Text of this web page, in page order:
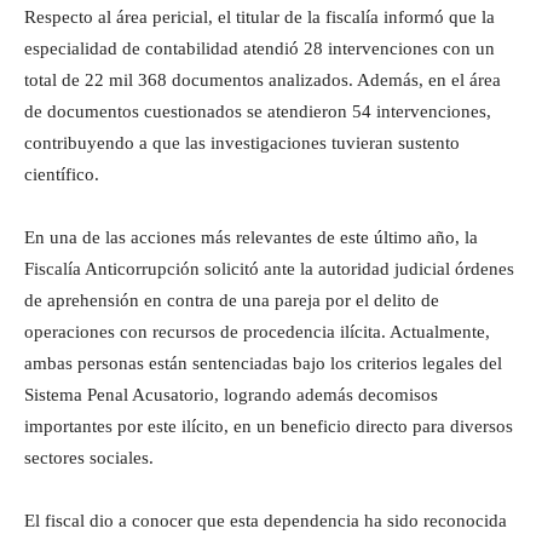
Respecto al área pericial, el titular de la fiscalía informó que la
especialidad de contabilidad atendió 28 intervenciones con un
total de 22 mil 368 documentos analizados. Además, en el área
de documentos cuestionados se atendieron 54 intervenciones,
contribuyendo a que las investigaciones tuvieran sustento
científico.
En una de las acciones más relevantes de este último año, la
Fiscalía Anticorrupción solicitó ante la autoridad judicial órdenes
de aprehensión en contra de una pareja por el delito de
operaciones con recursos de procedencia ilícita. Actualmente,
ambas personas están sentenciadas bajo los criterios legales del
Sistema Penal Acusatorio, logrando además decomisos
importantes por este ilícito, en un beneficio directo para diversos
sectores sociales.
El fiscal dio a conocer que esta dependencia ha sido reconocida